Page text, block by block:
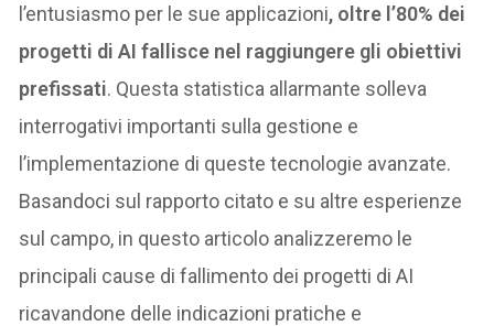
l’entusiasmo per le sue applicazioni, oltre l’80% dei
progetti di AI fallisce nel raggiungere gli obiettivi
prefissati. Questa statistica allarmante solleva
interrogativi importanti sulla gestione e
l’implementazione di queste tecnologie avanzate.
Basandoci sul rapporto citato e su altre esperienze
sul campo, in questo articolo analizzeremo le
principali cause di fallimento dei progetti di AI
ricavandone delle indicazioni pratiche e